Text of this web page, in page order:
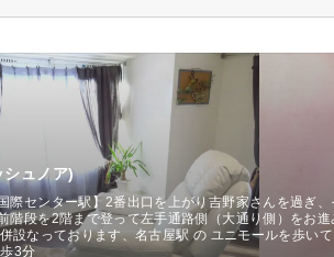
シュノア)
際センター駅】2番出口を上がり吉野家さんを過ぎ
階段を2階まで登って左手通路側（大通り側）をお
設なっております、名古屋駅 の ユニモールを歩い
3分